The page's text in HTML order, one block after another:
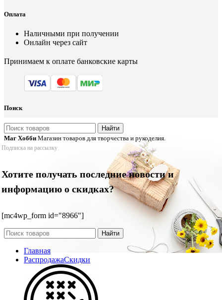
Оплата
Наличными при получении
Онлайн через сайт
Принимаем к оплате банковские карты
Поиск
Найти
Маг Хобби Магазин товаров для творчества и рукоделия.
Подписка на рассылку
Хотите получать последние новости и
информацию о скидках?
[mc4wp_form id="8966"]
Найти
Главная
РаспродажаСкидки